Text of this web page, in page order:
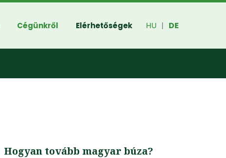
Cégünkről Elérhetőségek HU | DE
Hogyan tovább magyar búza?